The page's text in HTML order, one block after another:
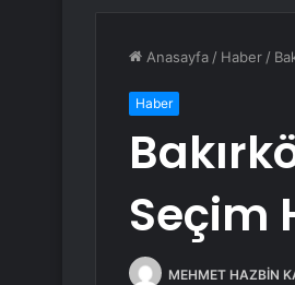
Anasayfa / Haber /
Haber
Seçim
MEHMET HAZBİN